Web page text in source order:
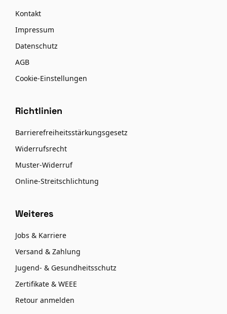
Kontakt
Impressum
Datenschutz
AGB
Cookie-Einstellungen
Richtlinien
Barrierefreiheitsstärkungsgesetz
Widerrufsrecht
Muster-Widerruf
Online-Streitschlichtung
Weiteres
Jobs & Karriere
Versand & Zahlung
Jugend- & Gesundheitsschutz
Zertifikate & WEEE
Retour anmelden